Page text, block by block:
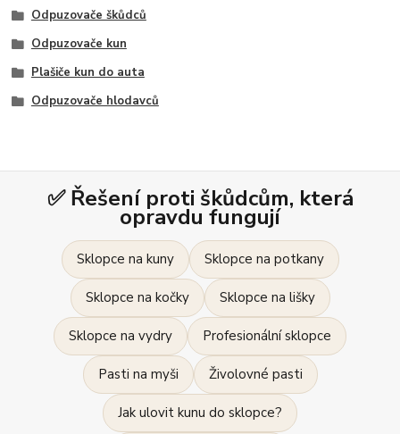
Odpuzovače škůdců
Odpuzovače kun
Plašiče kun do auta
Odpuzovače hlodavců
✅ Řešení proti škůdcům, která
opravdu fungují
Sklopce na kuny Sklopce na potkany
Sklopce na kočky Sklopce na lišky
Sklopce na vydry Profesionální sklopce
Pasti na myši Živolovné pasti
Jak ulovit kunu do sklopce?